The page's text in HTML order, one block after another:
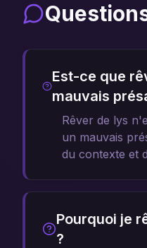
Est-ce que
mauvais
Rêver de lys
un mauvais
du contexte et
Pourquoi je
?